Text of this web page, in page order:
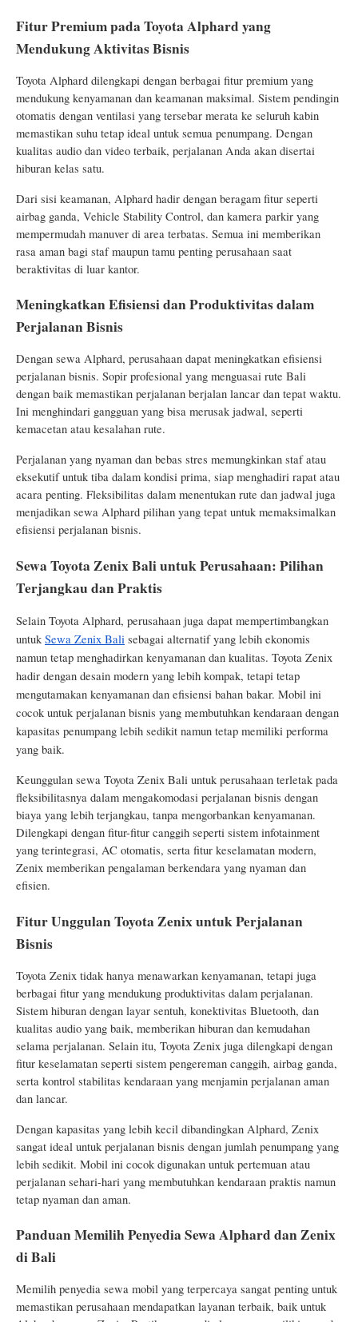
Fitur Premium pada Toyota Alphard yang
Mendukung Aktivitas Bisnis
Toyota Alphard dilengkapi dengan berbagai fitur premium yang
mendukung kenyamanan dan keamanan maksimal. Sistem pendingin
otomatis dengan ventilasi yang tersebar merata ke seluruh kabin
memastikan suhu tetap ideal untuk semua penumpang. Dengan
kualitas audio dan video terbaik, perjalanan Anda akan disertai
hiburan kelas satu.
Dari sisi keamanan, Alphard hadir dengan beragam fitur seperti
airbag ganda, Vehicle Stability Control, dan kamera parkir yang
mempermudah manuver di area terbatas. Semua ini memberikan
rasa aman bagi staf maupun tamu penting perusahaan saat
beraktivitas di luar kantor.
Meningkatkan Efisiensi dan Produktivitas dalam
Perjalanan Bisnis
Dengan sewa Alphard, perusahaan dapat meningkatkan efisiensi
perjalanan bisnis. Sopir profesional yang menguasai rute Bali
dengan baik memastikan perjalanan berjalan lancar dan tepat waktu.
Ini menghindari gangguan yang bisa merusak jadwal, seperti
kemacetan atau kesalahan rute.
Perjalanan yang nyaman dan bebas stres memungkinkan staf atau
eksekutif untuk tiba dalam kondisi prima, siap menghadiri rapat atau
acara penting. Fleksibilitas dalam menentukan rute dan jadwal juga
menjadikan sewa Alphard pilihan yang tepat untuk memaksimalkan
efisiensi perjalanan bisnis.
Sewa Toyota Zenix Bali untuk Perusahaan: Pilihan
Terjangkau dan Praktis
Selain Toyota Alphard, perusahaan juga dapat mempertimbangkan
untuk Sewa Zenix Bali sebagai alternatif yang lebih ekonomis
namun tetap menghadirkan kenyamanan dan kualitas. Toyota Zenix
hadir dengan desain modern yang lebih kompak, tetapi tetap
mengutamakan kenyamanan dan efisiensi bahan bakar. Mobil ini
cocok untuk perjalanan bisnis yang membutuhkan kendaraan dengan
kapasitas penumpang lebih sedikit namun tetap memiliki performa
yang baik.
Keunggulan sewa Toyota Zenix Bali untuk perusahaan terletak pada
fleksibilitasnya dalam mengakomodasi perjalanan bisnis dengan
biaya yang lebih terjangkau, tanpa mengorbankan kenyamanan.
Dilengkapi dengan fitur-fitur canggih seperti sistem infotainment
yang terintegrasi, AC otomatis, serta fitur keselamatan modern,
Zenix memberikan pengalaman berkendara yang nyaman dan
efisien.
Fitur Unggulan Toyota Zenix untuk Perjalanan
Bisnis
Toyota Zenix tidak hanya menawarkan kenyamanan, tetapi juga
berbagai fitur yang mendukung produktivitas dalam perjalanan.
Sistem hiburan dengan layar sentuh, konektivitas Bluetooth, dan
kualitas audio yang baik, memberikan hiburan dan kemudahan
selama perjalanan. Selain itu, Toyota Zenix juga dilengkapi dengan
fitur keselamatan seperti sistem pengereman canggih, airbag ganda,
serta kontrol stabilitas kendaraan yang menjamin perjalanan aman
dan lancar.
Dengan kapasitas yang lebih kecil dibandingkan Alphard, Zenix
sangat ideal untuk perjalanan bisnis dengan jumlah penumpang yang
lebih sedikit. Mobil ini cocok digunakan untuk pertemuan atau
perjalanan sehari-hari yang membutuhkan kendaraan praktis namun
tetap nyaman dan aman.
Panduan Memilih Penyedia Sewa Alphard dan Zenix
di Bali
Memilih penyedia sewa mobil yang terpercaya sangat penting untuk
memastikan perusahaan mendapatkan layanan terbaik, baik untuk